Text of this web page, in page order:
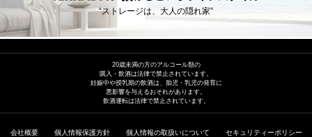
“ストレージは、大人の隠れ家”
20歳未満の方のアルコール類の
購入・飲酒は法律で禁止されています。
妊娠中や授乳期の飲酒は、胎児・乳児の発育に
悪影響を与えるおそれがあります。
飲酒運転は法律で禁止されています。
会社概要 個人情報保護方針 個人情報の取扱いについて セキュリティーポリシー